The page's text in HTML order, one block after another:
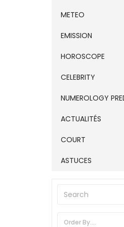
METEO
EMISSION
HOROSCOPE
CELEBRITY
NUMEROLOGY
ACTUALITÉS
COURT
ASTUCES
Order By....